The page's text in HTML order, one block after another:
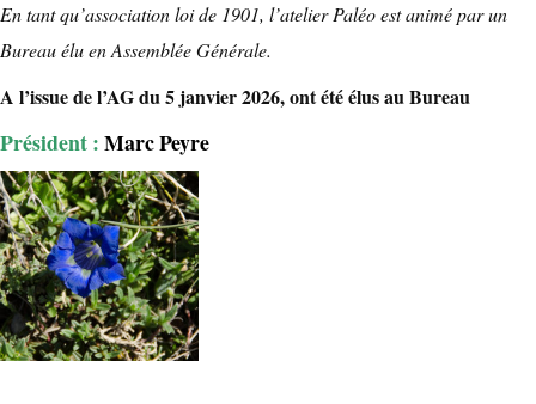
En tant qu’association loi de 1901, l’atelier Paléo est animé par un
Bureau élu en Assemblée Générale.
A l’issue de l’AG du 5 janvier 2026, ont été élus au Bureau
Président :Marc Peyre